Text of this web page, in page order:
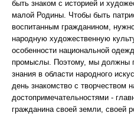
быть знаком с историей и
малой Родины. Чтобы быть
воспитанным гражданином,
народную художественную
особенности национальной
промыслы. Поэтому, мы должны
знания в области народного
день знакомство с творчеством
достопримечательностями -
гражданина своей земли, своей